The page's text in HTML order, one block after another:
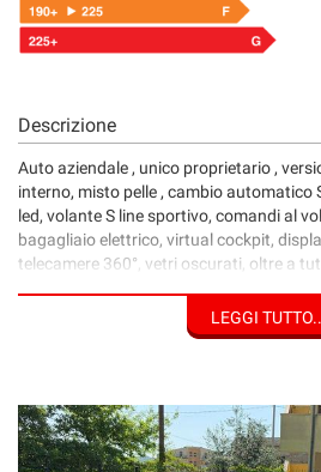
Descrizione
Auto aziendale , unico proprietario ,
interno, misto pelle , cambio automatico
led, volante S line sportivo, comandi al
bagagliaio elettrico, virtual cockpit,
telecamere 360°, vetri oscurati, oltre a
12 MESI DI GARANZIA CONFORMGEST
LEGGI